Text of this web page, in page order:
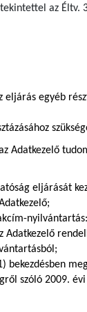
az Éltv.
eljárás egyéb
Adatkezelő
eljárását
Adatkezelő
bekezdésben
szóló 2009.